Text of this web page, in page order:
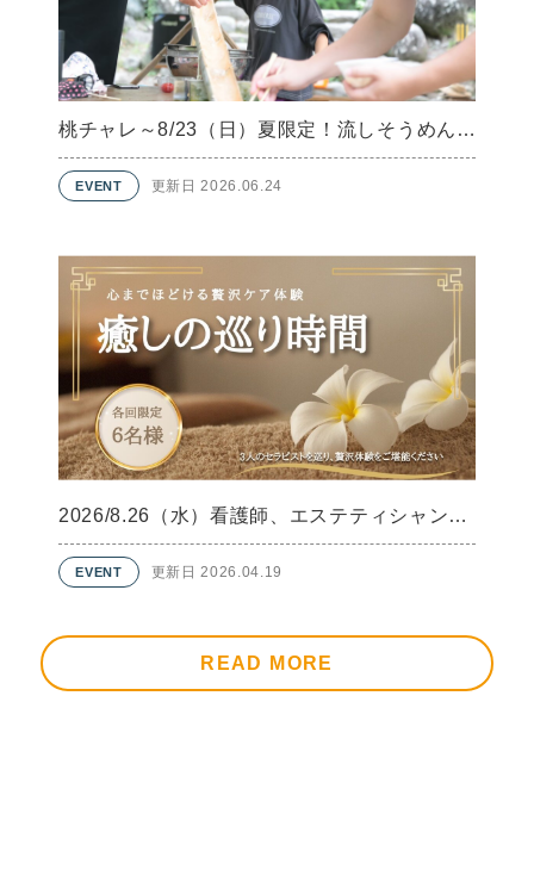
更新日 2026.06.24
更新日 2026.04.19
READ MORE